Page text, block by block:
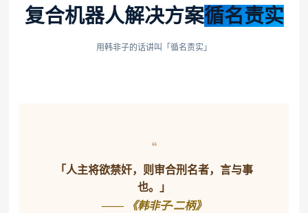
复合机器人解决方案循名责实
用韩非子的话讲叫「循名责实」
❝
「人主将欲禁奸，则审合刑名者，言与事
也。」
—— 《韩非子·二柄》